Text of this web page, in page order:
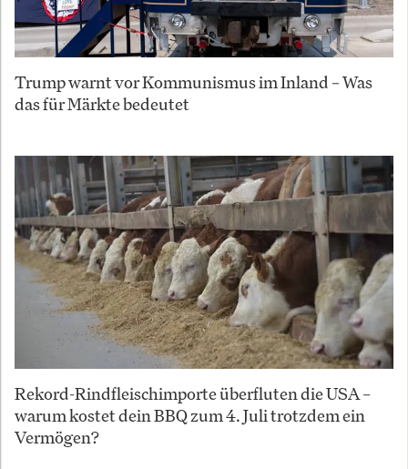
Trump warnt vor Kommunismus im Inland – Was
das für Märkte bedeutet
Rekord-Rindfleischimporte überfluten die USA –
warum kostet dein BBQ zum 4. Juli trotzdem ein
Vermögen?